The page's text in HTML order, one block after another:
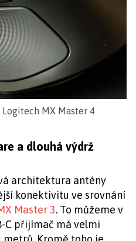
MX Master 4
a dlouhá výdrž
architektura antény
konektivitu ve srovnání
Master 3. To můžeme v
C přijímač má velmi